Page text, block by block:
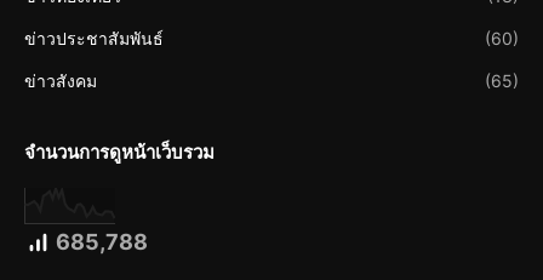
ข่าวประชาสัมพันธ์ (60)
ข่าวสังคม (65)
จำนวนการดูหน้าเว็บรวม
685,788